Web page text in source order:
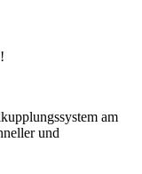
am
und